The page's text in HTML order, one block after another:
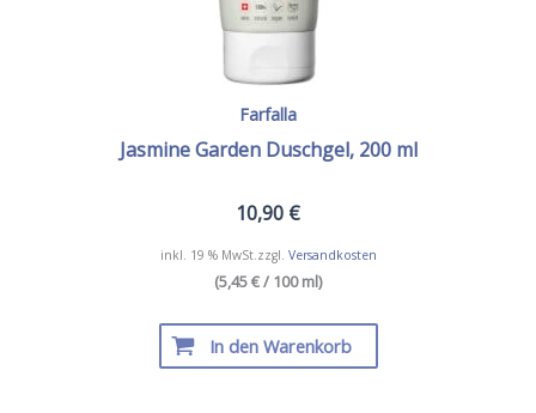
Farfalla
Jasmine Garden Duschgel, 200 ml
10,90 €
inkl. 19 % MwSt. zzgl. Versandkosten
(5,45 € / 100 ml)
In den Warenkorb